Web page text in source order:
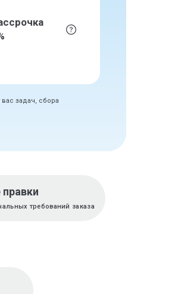
задач, сбора
требований заказа